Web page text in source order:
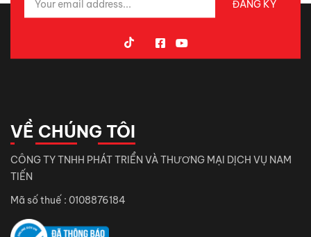
VỀ CHÚNG TÔI
CÔNG TY TNHH PHÁT TRIỂN VÀ THƯƠNG MẠI DỊCH VỤ NAM
TIẾN
Mã số thuế : 0108876184